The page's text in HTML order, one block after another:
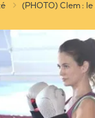
(PHOTO) Clem :